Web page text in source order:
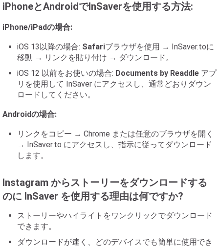
iPhoneとAndroidでInSaverを使用する方法:
iPhone/iPadの場合:
iOS 13以降の場合: Safariブラウザを使用 → InSaver.toに
移動 → リンクを貼り付け → ダウンロード。
iOS 12 以前をお使いの場合: Documents by Readdle アプ
リを使用して InSaver にアクセスし、通常どおりダウン
ロードしてください。
Androidの場合:
リンクをコピー → Chrome または任意のブラウザを開く
→ InSaver.to にアクセスし、指示に従ってダウンロード
します。
Instagram からストーリーをダウンロードする
のに InSaver を使用する理由は何ですか?
ストーリーやハイライトをワンクリックでダウンロード
できます。
ダウンロードが速く、どのデバイスでも簡単に使用でき